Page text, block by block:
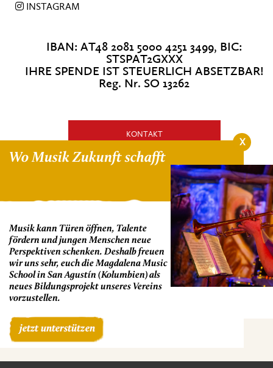
X
Wo Musik Zukunft schafft
Musik kann Türen öffnen, Talente
fördern und jungen Menschen neue
Perspektiven schenken. Deshalb freuen
wir uns sehr, euch die Magdalena Music
School in San Agustín (Kolumbien) als
neues Bildungsprojekt unseres Vereins
vorzustellen.
INSTAGRAM
IBAN: AT48 2081 5000 4251 3499, BIC:
STSPAT2GXXX
IHRE SPENDE IST STEUERLICH ABSETZBAR!
Reg. Nr. SO 13262
KONTAKT
HIER SPENDEN!
NEWSLETTER ANMELDEN